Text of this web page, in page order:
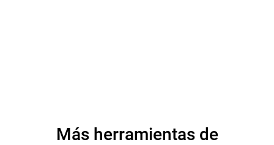
Más herramientas de